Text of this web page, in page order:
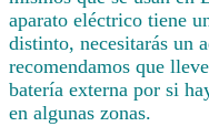
aparato eléctrico tiene
distinto, necesitarás un
recomendamos que
batería externa por si
en algunas zonas.